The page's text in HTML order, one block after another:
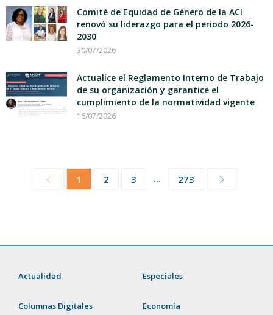
Comité de Equidad de Género de la ACI
renovó su liderazgo para el periodo 2026-
2030
30/07/2026
Actualice el Reglamento Interno de Trabajo
de su organización y garantice el
cumplimiento de la normatividad vigente
16/07/2026
1 2 3 ... 273
Actualidad
Columnas Digitales
Especiales
Economía